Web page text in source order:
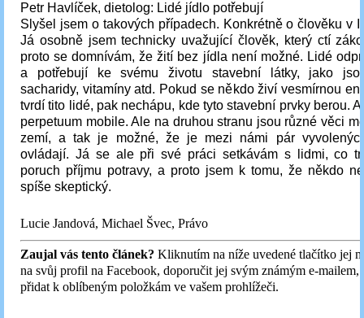
Petr Havlíček, dietolog: Lidé jídlo potřebují
Slyšel jsem o takových případech. Konkrétně o člověku v
Já osobně jsem technicky uvažující člověk, který ctí
proto se domnívám, že žití bez jídla není možné. Lidé
a potřebují ke svému životu stavební látky, jako
sacharidy, vitamíny atd. Pokud se někdo živí vesmírnou
tvrdí tito lidé, pak nechápu, kde tyto stavební prvky berou.
perpetuum mobile. Ale na druhou stranu jsou různé věci
zemí, a tak je možné, že je mezi námi pár
ovládají. Já se ale při své práci setkávám s lidmi, co
poruch příjmu potravy, a proto jsem k tomu, že někdo
spíše skeptický.
Lucie Jandová, Michael Švec, Právo
Zaujal vás tento článek? Kliknutím na níže uvedené tlačítko jej
na svůj profil na Facebook, doporučit jej svým známým e-mailem,
přidat k oblíbeným položkám ve vašem prohlížeči.